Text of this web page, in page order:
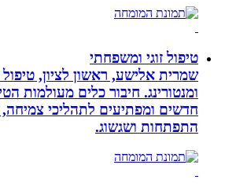
טיפול זוגי ומשפחתי
שמרית אלישע, ראשון לציון, טיפול זוגי
ומנטורינג. חיבור כלים מעולמות הטיפול,
חדשים ומפתיעים לתהליכי צמיחה,
התפתחות ושגשוג.